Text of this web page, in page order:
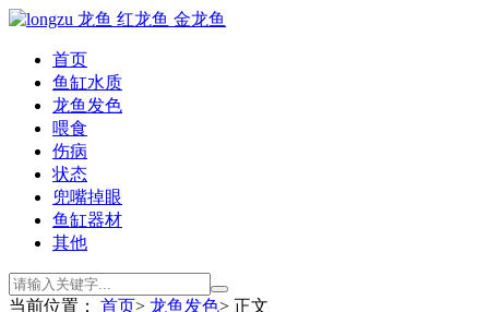
首页
鱼缸水质
龙鱼发色
喂食
伤病
状态
兜嘴掉眼
鱼缸器材
其他
当前位置： 首页> 龙鱼发色> 正文